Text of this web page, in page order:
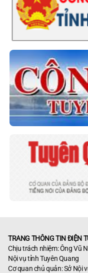
TRANG THÔNG TIN ĐIỆN
Chịu trách nhiệm: Ông Vũ
Nội vụ tỉnh Tuyên Quang
Cơ quan chủ quản: Sở Nội